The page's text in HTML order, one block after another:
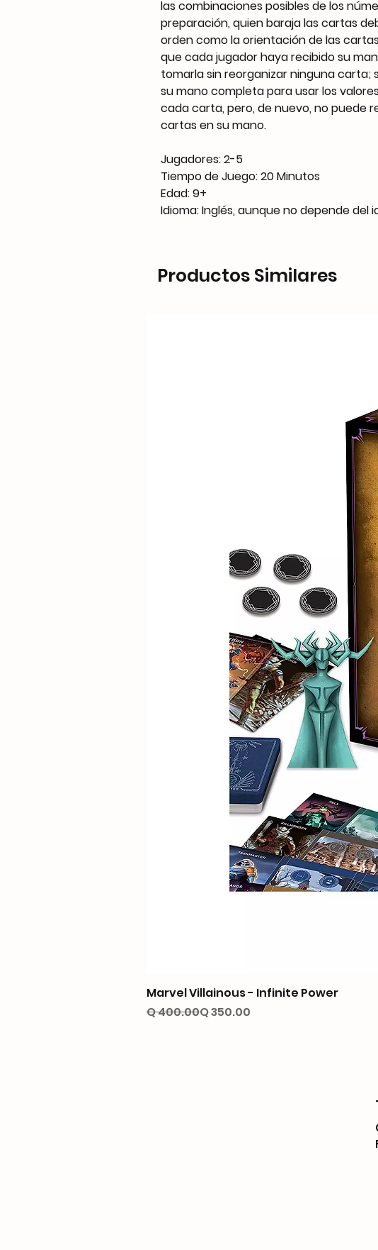
las combinaciones posibles de los
preparación, quien baraja las cartas
orden como la orientación de las
que cada jugador haya recibido su
tomarla sin reorganizar ninguna carta;
su mano completa para usar los
cada carta, pero, de nuevo, no puede
cartas en su mano.
Jugadores: 2-5
Tiempo de Juego: 20 Minutos
Edad: 9+
Idioma: Inglés, aunque no depende del
Productos Similares
Marvel Villainous - Infinite Power
Precio
Q 400.00
Precio de oferta
Q 350.00